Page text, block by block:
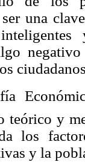
una
teórico y
los
y la